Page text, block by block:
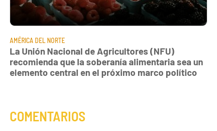
AMÉRICA DEL NORTE
La Unión Nacional de Agricultores (NFU)
recomienda que la soberanía alimentaria sea un
elemento central en el próximo marco político
COMENTARIOS